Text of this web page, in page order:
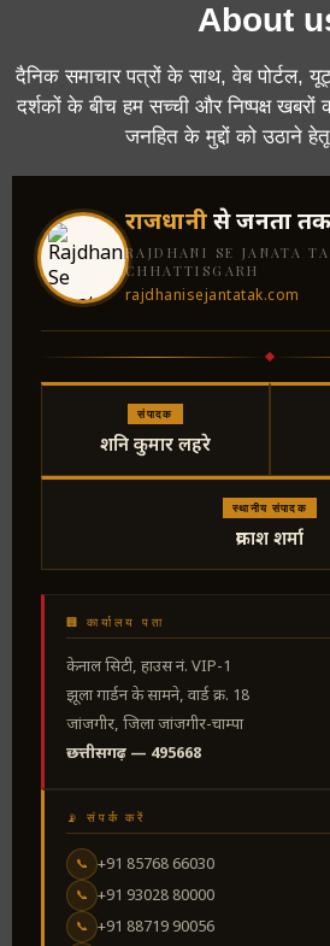
About
दैनिक समाचार पत्रों के साथ, वेब पोर्टल,
दर्शकों के बीच हम सच्ची और निष्पक्ष
जनहित के मुद्दों को उठाने
राजधानीसे जनता तक
RAJDHANI SE JANATA
CHHATTISGARH
rajdhanisejantatak.com
संपादक
शनि कुमार लहरे
स्थानीय संपादक
प्रकाश शर्मा
🏢 कार्यालय पता
केनाल सिटी, हाउस नं. VIP-1
झूला गार्डन के सामने, वार्ड क्र. 18
जांजगीर, जिला जांजगीर-चाम्पा
छत्तीसगढ़ — 495668
📡 संपर्क करें
📞 +91 85768 66030
📞 +91 93028 80000
📞 +91 88719 90056